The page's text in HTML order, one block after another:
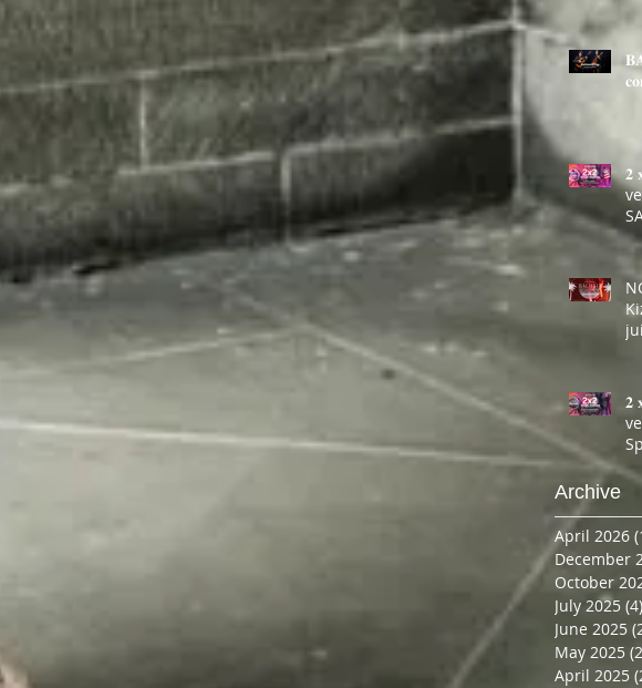
𝟐
𝟐
Archive
April 2026
December
October
July 2025 (4)
June 2025
May 2025
April 2025